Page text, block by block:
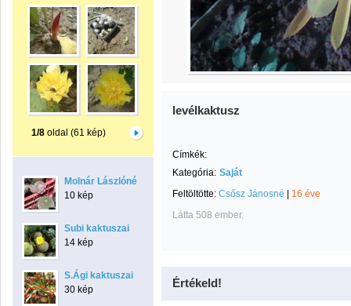
1/8oldal (61 kép)
Molnár Lászlóné
10 kép
Subi kaktuszai
14 kép
S.Ági kaktuszai
30 kép
levélkaktusz
Címkék:
Kategória: Saját
Feltöltötte: Csősz Jánosné
16 éve
Látta 508 ember.
Értékeld!